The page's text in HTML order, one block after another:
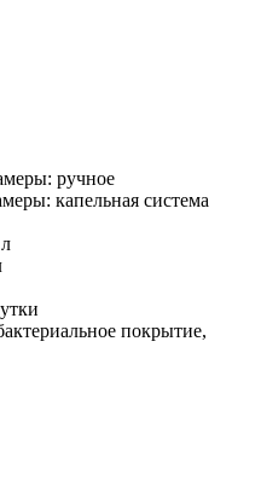
ручное
капельная система
покрытие,